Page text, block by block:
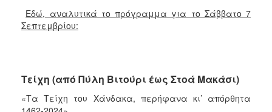
Εδώ, αναλυτικά το πρόγραμμα για το Σάββατο 7
Σεπτεμβρίου:
Τείχη (από Πύλη Βιτούρι έως Στοά Μακάσι)
«Τα Τείχη του Χάνδακα, περήφανα κι’ απόρθητα